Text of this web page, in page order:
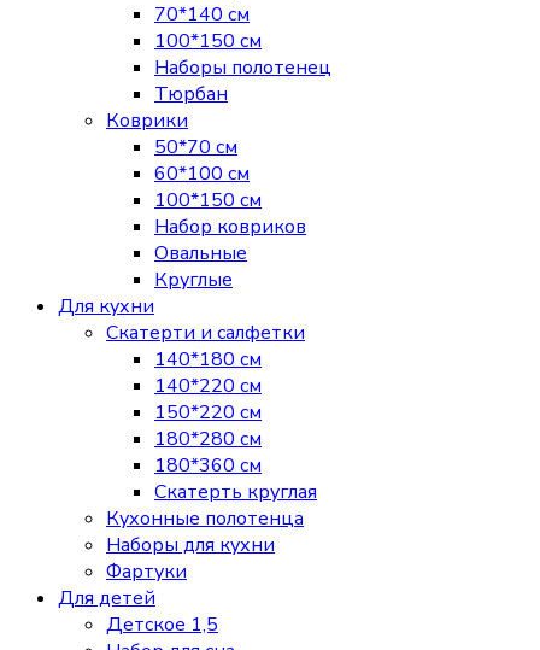
70*140 см
100*150 см
Наборы полотенец
Тюрбан
Коврики
50*70 см
60*100 см
100*150 см
Набор ковриков
Овальные
Круглые
Для кухни
Скатерти и салфетки
140*180 см
140*220 см
150*220 см
180*280 см
180*360 см
Скатерть круглая
Кухонные полотенца
Наборы для кухни
Фартуки
Для детей
Детское 1,5